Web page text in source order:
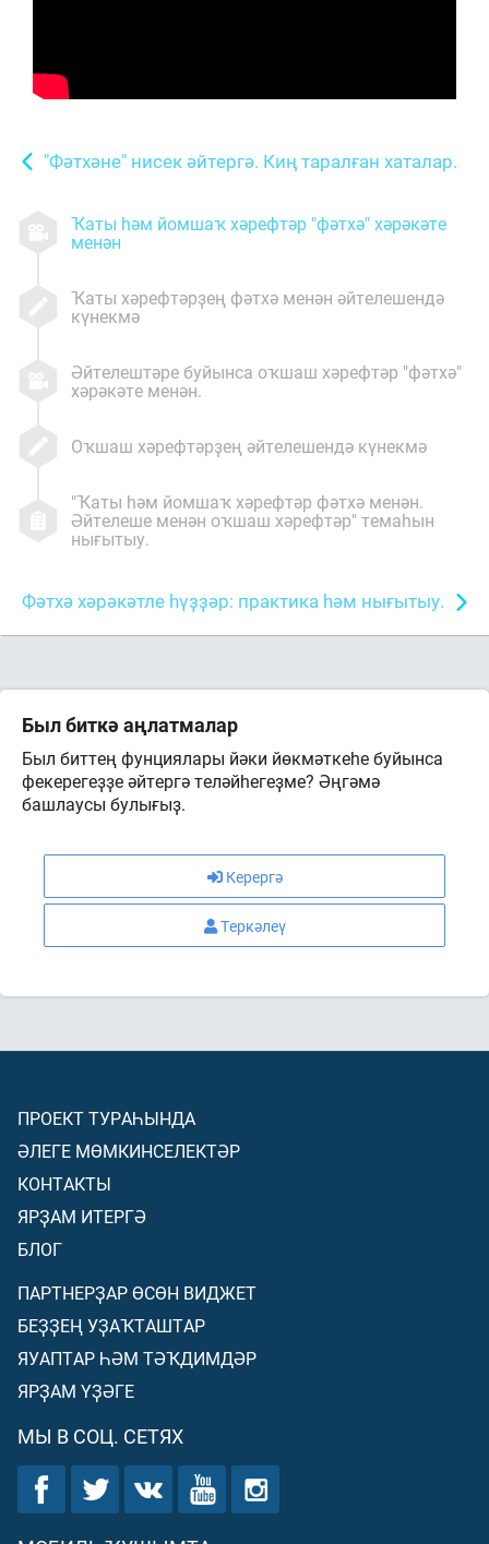
"Фәтхәне" нисек әйтергә. Киң таралған хаталар.
Ҡаты һәм йомшаҡ хәрефтәр "фәтхә" хәрәкәте
менән
Ҡаты хәрефтәрҙең фәтхә менән әйтелешендә
күнекмә
Әйтелештәре буйынса оҡшаш хәрефтәр "фәтхә"
хәрәкәте менән.
Оҡшаш хәрефтәрҙең әйтелешендә күнекмә
"Ҡаты һәм йомшаҡ хәрефтәр фәтхә менән.
Әйтелеше менән оҡшаш хәрефтәр" темаһын
нығытыу.
Фәтхә хәрәкәтле һүҙҙәр: практика һәм нығытыу.
Был биткә аңлатмалар
Был биттең фунциялары йәки йөкмәткеһе буйынса
фекерегеҙҙе әйтергә теләйһегеҙме? Әңгәмә
башлаусы булығыҙ.
Керергә
Теркәлеү
ПРОЕКТ ТУРАҺЫНДА
ӘЛЕГЕ МӨМКИНСЕЛЕКТӘР
КОНТАКТЫ
ЯРҘАМ ИТЕРГӘ
БЛОГ
ПАРТНЕРҘАР ӨСӨН ВИДЖЕТ
БЕҘҘЕҢ УҘАҠТАШТАР
ЯУАПТАР ҺӘМ ТӘҠДИМДӘР
ЯРҘАМ ҮҘӘГЕ
МЫ В СОЦ. СЕТЯХ